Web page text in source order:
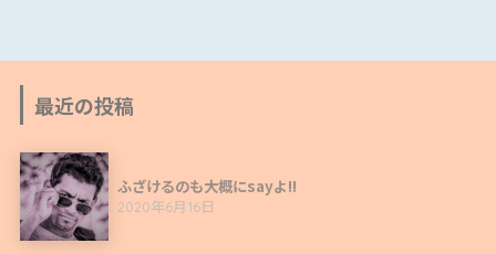
最近の投稿
ふざけるのも大概にsayよ!!
2020年6月16日